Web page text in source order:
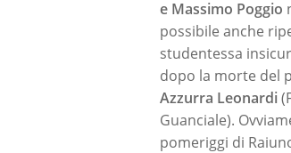
e Massimo Poggio
possibile anche
studentessa
dopo la morte del
Azzurra Leonardi
Guanciale).
pomeriggi di